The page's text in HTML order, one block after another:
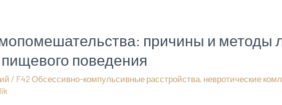
причины и методы
поведения
/ F42 Обсессивно-компульсивные расстройства, невротические